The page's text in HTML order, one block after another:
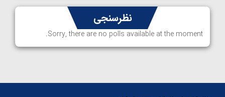
نظرسنجی
Sorry, there are no polls available at the moment.